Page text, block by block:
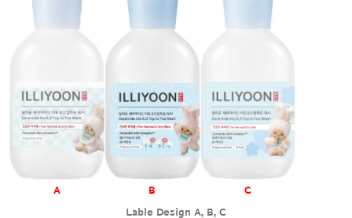
A B
C
Lable Design A, B, C